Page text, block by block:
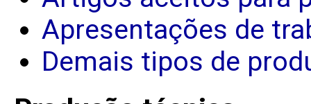
Apresentações de
Demais tipos de